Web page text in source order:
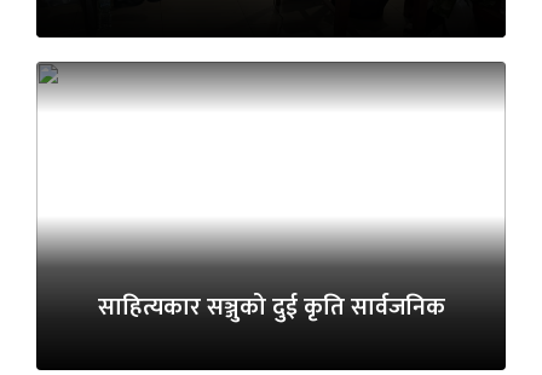
साहित्यकार सञ्जुको दुई कृति सार्वजनिक